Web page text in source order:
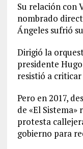
Su relación con
nombrado
Ángeles sufrió
Dirigió la
presidente
resistió a
Pero en 2017,
de «El
protesta
gobierno para